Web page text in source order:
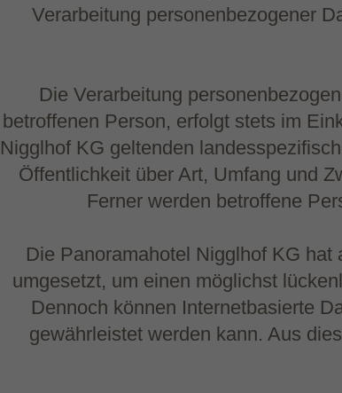
Verarbeitung personenbezogener
Die Verarbeitung
betroffenen Person, erfolgt stets im
Nigglhof KG geltenden
Öffentlichkeit über Art, Umfang und
Ferner werden betroffene
Die Panoramahotel Nigglhof KG
umgesetzt, um einen möglichst
Dennoch können Internetbasierte
gewährleistet werden kann. Aus